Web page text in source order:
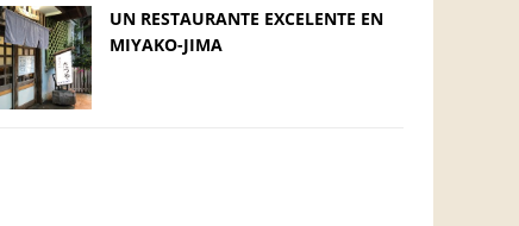
UN RESTAURANTE EXCELENTE EN
MIYAKO-JIMA